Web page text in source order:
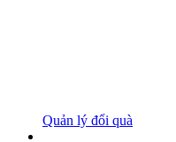
Quản lý đổi quà